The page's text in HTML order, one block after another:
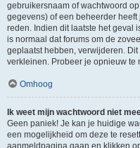
gebruikersnaam of wachtwoord
gegevens) of een beheerder
reden. Indien dit laatste het geval
is normaal dat forums om de
geplaatst hebben, verwijderen.
verkleinen. Probeer je opnieuw te
Omhoog
Ik weet mijn wachtwoord niet
Geen paniek! Je kan je huidige
een mogelijkheid om deze te
aanmeldpagina gaan en klikken